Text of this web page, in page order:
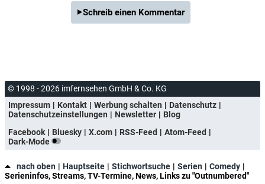
Schreib einen Kommentar
© 1998 - 2026 imfernsehen GmbH & Co. KG
Impressum
Kontakt Werbung schalten
Datenschutz
Datenschutzeinstellungen
Newsletter
Blog
Facebook
Bluesky X.com RSS-Feed
Atom-Feed
Dark-Mode
nach oben Hauptseite Stichwortsuche Serien
Comedy
Serieninfos, Streams, TV-Termine, News, Links zu "Outnumbered"